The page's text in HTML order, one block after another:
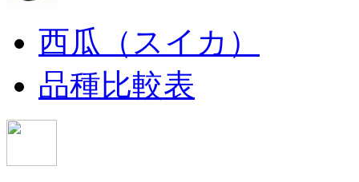
西瓜（スイカ）
品種比較表